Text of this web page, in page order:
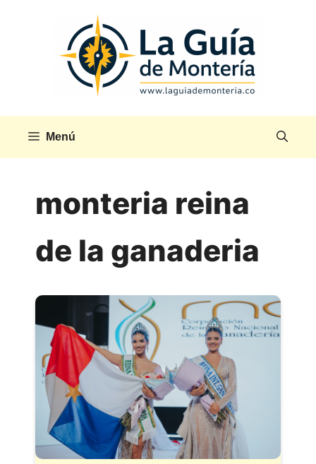
Menú
monteria reina
de la ganaderia